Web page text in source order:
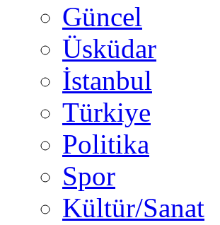
Güncel
Üsküdar
İstanbul
Türkiye
Politika
Spor
Kültür/Sanat